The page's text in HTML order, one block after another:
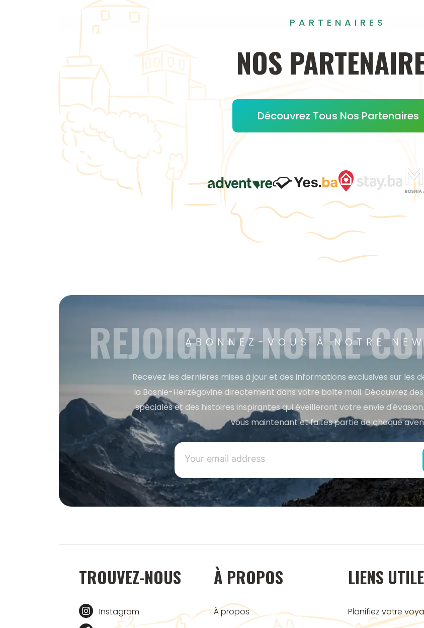
PARTENAIRES
NOS
Découvrez Tous Nos Partenaires
ABONNEZ-VOUS À NOTRE
REJOIGNEZ NOTRE
Recevez les dernières mises à jour et des informations exclusives sur les
la Bosnie-Herzégovine directement dans votre boîte mail. Découvrez
spéciales et des histoires inspirantes qui éveilleront votre envie
vous maintenant et faites partie de chaque
TROUVEZ-NOUS
Instagram
À PROPOS
À propos
LIENS
Planifiez votre